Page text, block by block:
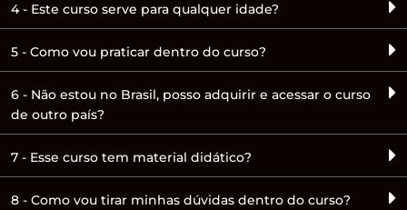
4 - Este curso serve para qualquer idade?
5 - Como vou praticar dentro do curso?
6 - Não estou no Brasil, posso adquirir e acessar o curso
de outro país?
7 - Esse curso tem material didático?
8 - Como vou tirar minhas dúvidas dentro do curso?